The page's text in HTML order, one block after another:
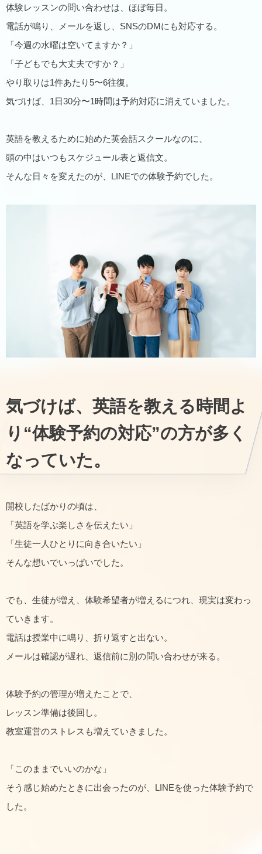
体験レッスンの問い合わせは、ほぼ毎日。
電話が鳴り、メールを返し、SNSのDMにも対応する。
「今週の水曜は空いてますか？」
「子どもでも大丈夫ですか？」
やり取りは1件あたり5〜6往復。
気づけば、1日30分〜1時間は予約対応に消えていました。
英語を教えるために始めた英会話スクールなのに、
頭の中はいつもスケジュール表と返信文。
そんな日々を変えたのが、LINEでの体験予約でした。
気づけば、英語を教える時間よ
り“体験予約の対応”の方が多く
なっていた。
開校したばかりの頃は、
「英語を学ぶ楽しさを伝えたい」
「生徒一人ひとりに向き合いたい」
そんな想いでいっぱいでした。
でも、生徒が増え、体験希望者が増えるにつれ、現実は変わっ
ていきます。
電話は授業中に鳴り、折り返すと出ない。
メールは確認が遅れ、返信前に別の問い合わせが来る。
体験予約の管理が増えたことで、
レッスン準備は後回し。
教室運営のストレスも増えていきました。
「このままでいいのかな」
そう感じ始めたときに出会ったのが、LINEを使った体験予約で
した。